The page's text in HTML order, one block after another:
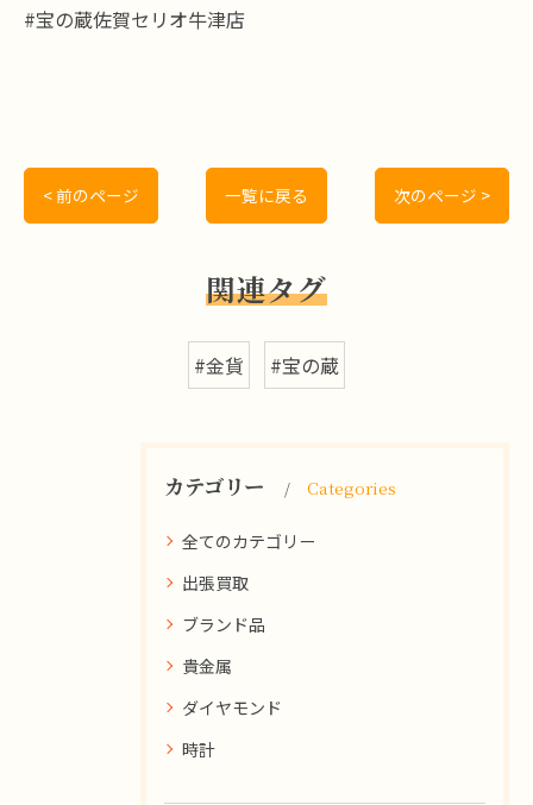
#宝の蔵佐賀セリオ牛津店
< 前のページ 一覧に戻る 次のページ >
関連タグ
#金貨 #宝の蔵
カテゴリー Categories
全てのカテゴリー
出張買取
ブランド品
貴金属
ダイヤモンド
時計